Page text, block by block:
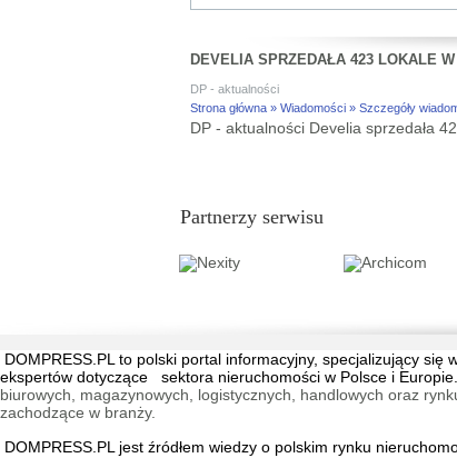
DEVELIA SPRZEDAŁA 423 LOKALE
DP - aktualności
Strona główna » Wiadomości » Szczegóły
DP - aktualności Develia sprzedała
Partnerzy serwisu
DOMPRESS.PL to polski portal informacyjny, specjalizujący
ekspertów dotyczące sektora nieruchomości w Polsce i Europie.
biurowych, magazynowych, logistycznych, handlowych oraz
zachodzące w branży.
DOMPRESS.PL jest źródłem wiedzy o polskim rynku